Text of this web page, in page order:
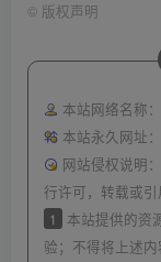
© 版权声明
本站网络名称：
本站永久网址：
网站侵权说明：
行许可，转载或引
1
本站提供的资
验；不得将上述